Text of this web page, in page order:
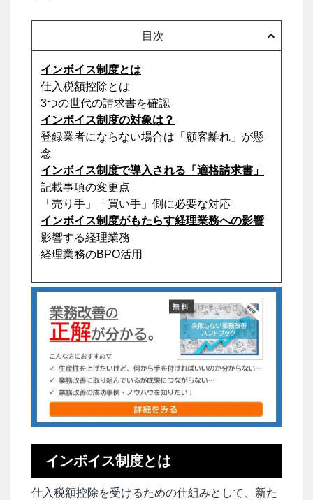
目次
インボイス制度とは
仕入税額控除とは
3つの世代の請求書を確認
インボイス制度の対象は？
登録業者にならない場合は「顧客離れ」が懸
念
インボイス制度で導入される「適格請求書」
記載事項の変更点
「売り手」「買い手」側に必要な対応
インボイス制度がもたらす経理業務への影響
影響する経理業務
経理業務のBPO活用
インボイス制度とは
仕入税額控除を受けるための仕組みとして、新た